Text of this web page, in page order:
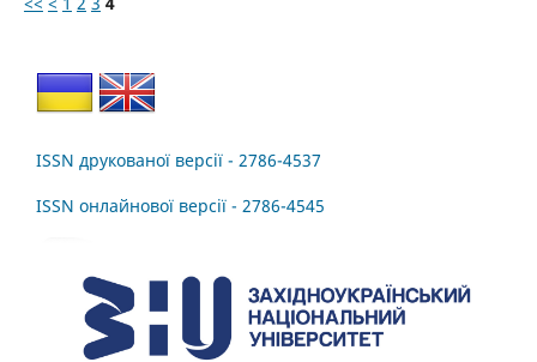
ISSN друкованої версії - 2786-4537
ISSN онлайнової версії - 2786-4545